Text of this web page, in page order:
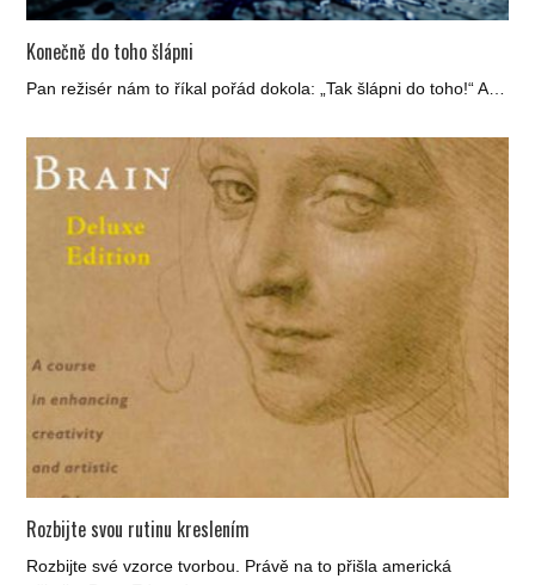
Konečně do toho šlápni
Pan režisér nám to říkal pořád dokola: „Tak šlápni do toho!“ A…
Rozbijte svou rutinu kreslením
Rozbijte své vzorce tvorbou. Právě na to přišla americká